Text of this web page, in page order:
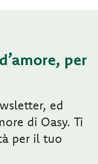
per
ed
di Oasy. Ti
per il tuo